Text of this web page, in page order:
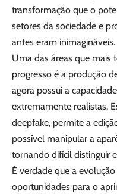
transformação que o
setores da sociedade e
antes eram inimagináveis.
Uma das áreas que mais
progresso é a produção
agora possui a
extremamente realistas.
deepfake, permite a
possível manipular a
tornando difícil distinguir
É verdade que a
oportunidades para o